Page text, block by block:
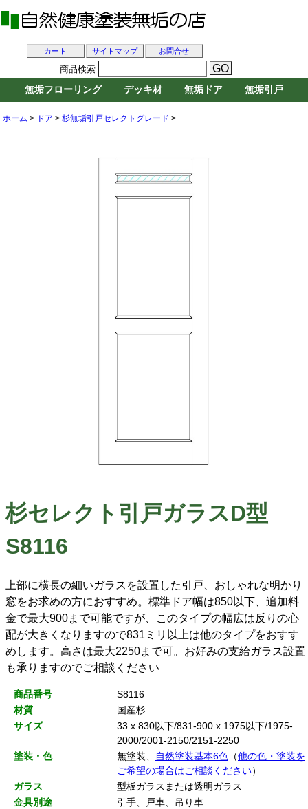
ホーム > ドア > 杉無垢引戸セレクトグレード >
杉セレクト引戸ガラスD型
S8116
上部に横長の細いガラスを設置した引戸、おしゃれな明かり
窓をお求めの方におすすめ。標準ドア幅は850以下、追加料
金で最大900まで可能ですが、このタイプの幅広は反りの心
配が大きくなりますので831ミリ以上は他のタイプをおすす
めします。高さは最大2250まで可。お好みの支給ガラス設置
も承りますのでご相談ください
商品番号
S8116
材質
国産杉
サイズ
33 x 830以下/831-900 x 1975以下/1975-
2000/2001-2150/2151-2250
塗装・色
無塗装、 自然塗装基本6色 （他の色・塗装を
ご希望の場合はご相談ください）
ガラス
型板ガラスまたは透明ガラス
金具別途
引手、戸車、吊り車
カート サイトマップ お問合せ
商品検索
無垢フローリング デッキ材 無垢ドア 無垢引戸